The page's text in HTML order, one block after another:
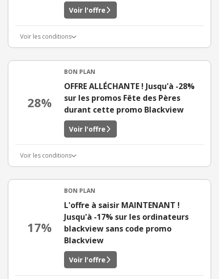
Voir l'offre
Voir les conditions
28%
BON PLAN
OFFRE ALLÉCHANTE ! Jusqu'à -28%
sur les promos Fête des Pères
durant cette promo Blackview
Voir l'offre
Voir les conditions
17%
BON PLAN
L'offre à saisir MAINTENANT !
Jusqu'à -17% sur les ordinateurs
blackview sans code promo
Blackview
Voir l'offre